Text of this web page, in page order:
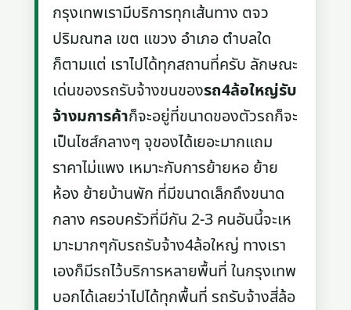
กรุงเทพเรามีบริการทุกเส้นทาง ตจว
ปริมณฑล เขต แขวง อำเภอ ตำบลใด
ก็ตามแต่ เราไปได้ทุกสถานที่ครับ ลักษณะ
เด่นของรถรับจ้างขนของรถ4ล้อใหญ่รับ
จ้างมการค้าก็จะอยู่ที่ขนาดของตัวรถก็จะ
เป็นไซส์กลางๆ จุของได้เยอะมากแถม
ราคาไม่แพง เหมาะกับการย้ายหอ ย้าย
ห้อง ย้ายบ้านพัก ที่มีขนาดเล็กถึงขนาด
กลาง ครอบครัวที่มีกัน 2-3 คนอันนี้จะเห
มาะมากๆกับรถรับจ้าง4ล้อใหญ่ ทางเรา
เองก็มีรถไว้บริการหลายพื้นที่ ในกรุงเทพ
บอกได้เลยว่าไปได้ทุกพื้นที่ รถรับจ้างสี่ล้อ